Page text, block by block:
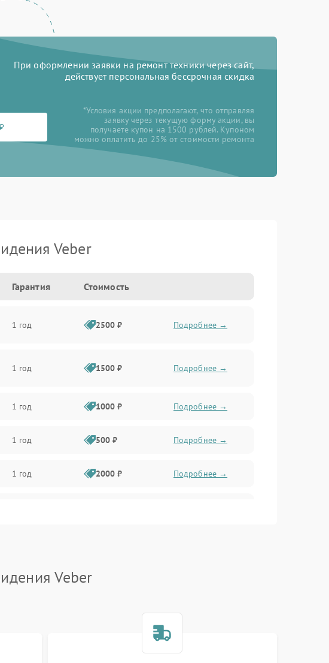
При оформлении заявки на ремонт техники через сайт,
действует персональная бессрочная скидка
*Условия акции предполагают, что отправляя
заявку через текущую форму акции, вы
получаете купон на 1500 рублей. Купоном
можно оплатить до 25% от стоимости ремонта
Veber
Гарантия Стоимость
1 год 2500 ₽ Подробнее →
1 год 1500 ₽ Подробнее →
1 год 1000 ₽ Подробнее →
1 год 500 ₽ Подробнее →
1 год 2000 ₽ Подробнее →
Veber